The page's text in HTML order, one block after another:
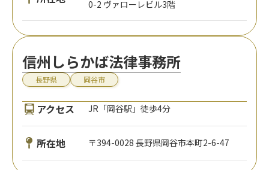
0-2 ヴァローレビル3階
信州しらかば法律事務所
長野県 岡谷市
アクセス JR「岡谷駅」徒歩4分
所在地 〒394-0028 長野県岡谷市本町2-6-47